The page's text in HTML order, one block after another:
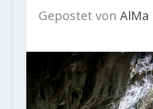
Gepostet von AlMa